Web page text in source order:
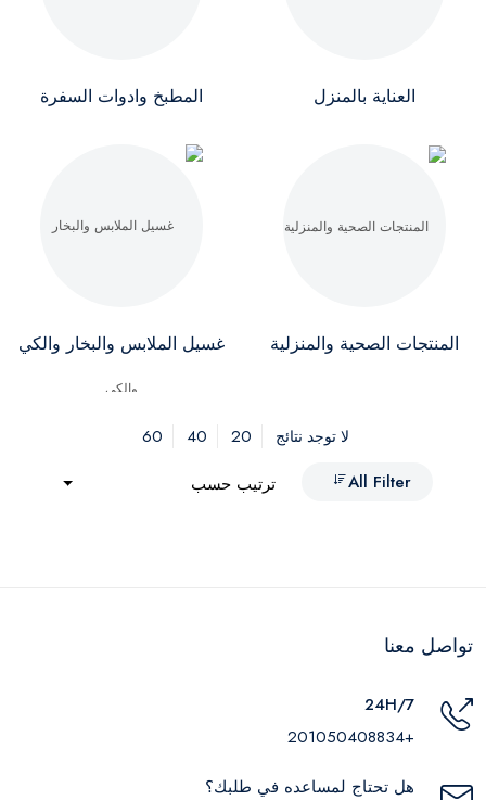
العناية بالمنزل المطبخ وادوات السفرة
المنتجات الصحية والمنزلية غسيل الملابس والبخار والكي
لا توجد نتائج 20
40
60
All Filter
ترتيب حسب
تواصل معنا
24H/7
+201050408834
هل تحتاج لمساعده في طلبك؟